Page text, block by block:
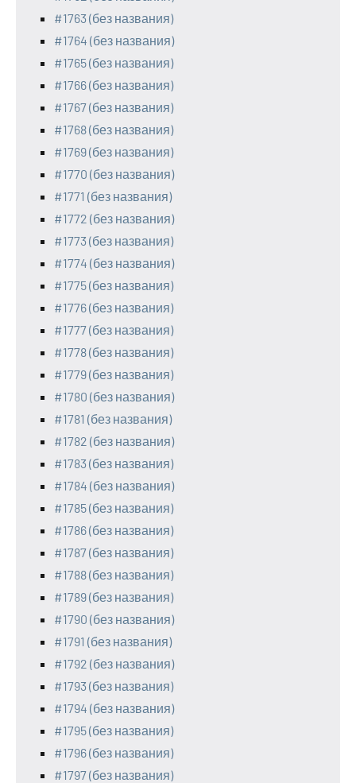
#1763 (без названия)
#1764 (без названия)
#1765 (без названия)
#1766 (без названия)
#1767 (без названия)
#1768 (без названия)
#1769 (без названия)
#1770 (без названия)
#1771 (без названия)
#1772 (без названия)
#1773 (без названия)
#1774 (без названия)
#1775 (без названия)
#1776 (без названия)
#1777 (без названия)
#1778 (без названия)
#1779 (без названия)
#1780 (без названия)
#1781 (без названия)
#1782 (без названия)
#1783 (без названия)
#1784 (без названия)
#1785 (без названия)
#1786 (без названия)
#1787 (без названия)
#1788 (без названия)
#1789 (без названия)
#1790 (без названия)
#1791 (без названия)
#1792 (без названия)
#1793 (без названия)
#1794 (без названия)
#1795 (без названия)
#1796 (без названия)
#1797 (без названия)